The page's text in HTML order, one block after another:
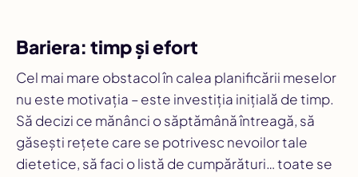
Bariera: timp și efort
Cel mai mare obstacol în calea planificării meselor
nu este motivația – este investiția inițială de timp.
Să decizi ce mănânci o săptămână întreagă, să
găsești rețete care se potrivesc nevoilor tale
dietetice, să faci o listă de cumpărături… toate se